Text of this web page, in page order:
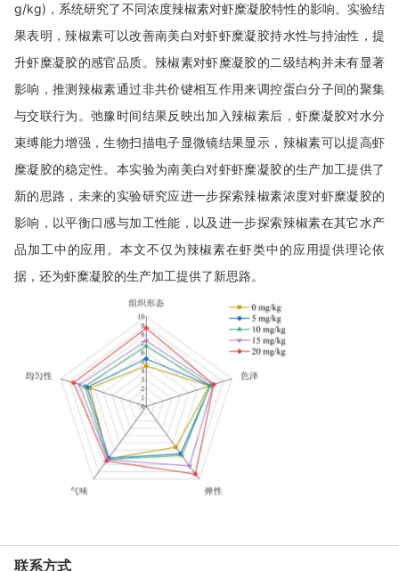
g/kg) ，系统研究了不同浓度辣椒素对虾糜凝胶特性的影响。实验结
果表明，辣椒素可以改善南美白对虾虾糜凝胶持水性与持油性，提
升虾糜凝胶的感官品质。辣椒素对虾糜凝胶的二级结构并未有显著
影响，推测辣椒素通过非共价键相互作用来调控蛋白分子间的聚集
与交联行为。弛豫时间结果反映出加入辣椒素后，虾糜凝胶对水分
束缚能力增强，生物扫描电子显微镜结果显示，辣椒素可以提高虾
糜凝胶的稳定性。本实验为南美白对虾虾糜凝胶的生产加工提供了
新的思路，未来的实验研究应进一步探索辣椒素浓度对虾糜凝胶的
影响，以平衡口感与加工性能，以及进一步探索辣椒素在其它水产
品加工中的应用。本文不仅为辣椒素在虾类中的应用提供理论依
据，还为虾糜凝胶的生产加工提供了新思路。
联系方式